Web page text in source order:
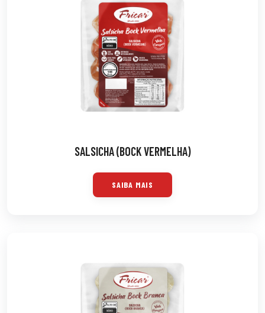
SALSICHA (BOCK VERMELHA)
SAIBA MAIS